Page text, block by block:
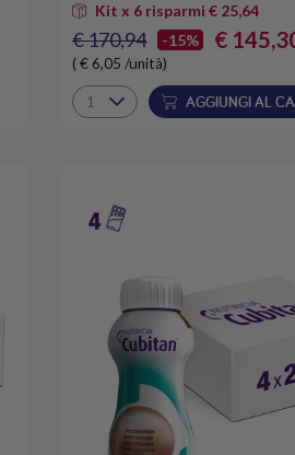
Kit x 6 risparmi € 25,64
€ 170,94 -15% €
( € 6,05 /unità)
AGGIUNGI AL